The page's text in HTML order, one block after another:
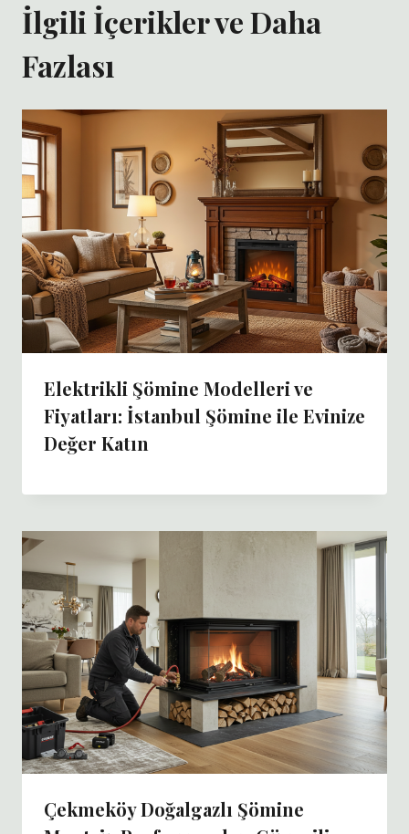
İlgili İçerikler ve Daha
Fazlası
Elektrikli Şömine Modelleri ve
Fiyatları: İstanbul Şömine ile Evinize
Değer Katın
Çekmeköy Doğalgazlı Şömine